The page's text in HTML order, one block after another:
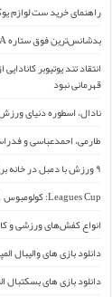
راهنمای خرید ست لوازم
بدشانس‌ترین فوق ستاره NBA/ لنارد باز هم مصدوم شد
قهرمانی نبود
نادال، اسطوره دنیای
طارمی، احمدعباسی و
۹ ورزش با دمبل در خانه برای بانوان
Leagues Cup: کولومبوس – اینتر میامی رو اپارات اسپرت ببنید
انواع کفش‌های ورزشی و
دانلود بازی های والیبال
دانلود بازی های بسکتبال